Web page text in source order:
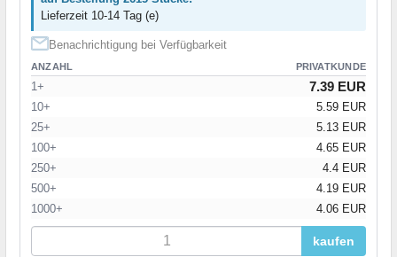
Lieferzeit 10-14 Tag (e)
Benachrichtigung bei Verfügbarkeit
ANZAHL PRIVATKUNDE
1+ 7.39 EUR
10+
5.59 EUR
25+
5.13 EUR
100+
4.65 EUR
250+
4.4 EUR
500+
4.19 EUR
1000+
4.06 EUR
kaufen